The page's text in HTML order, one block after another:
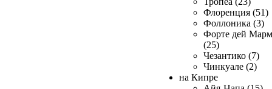
Флоренция (51)
Фоллоника (3)
Форте дей
(25)
Чезантико (7)
Чинкуале (2)
на Кипре